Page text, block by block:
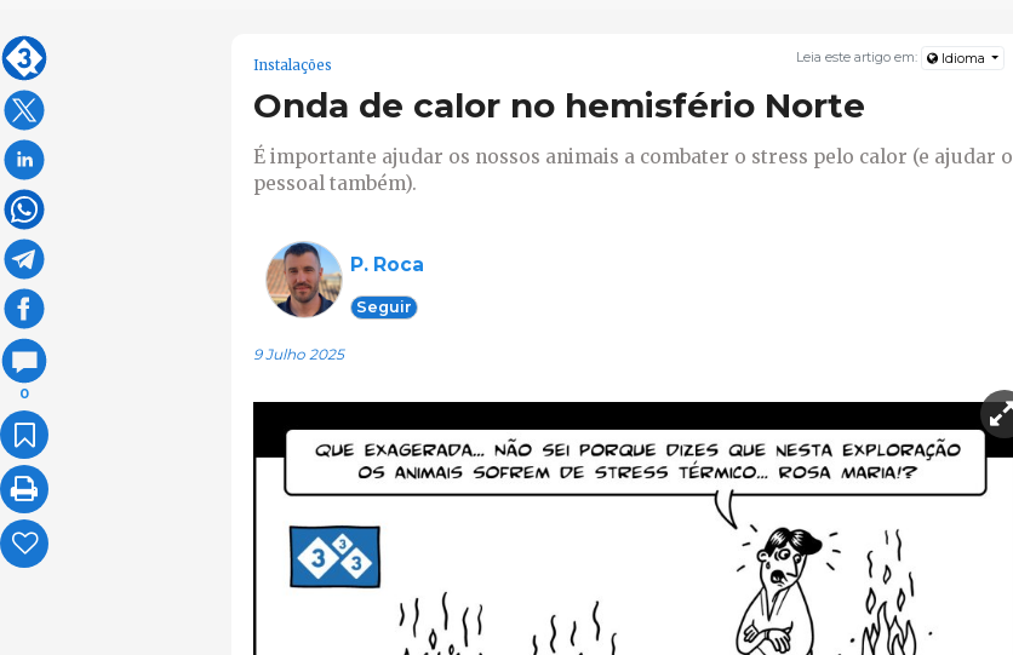
0
Leia este artigo em: Idioma
Instalações
Onda de calor no hemisfério Norte
É importante ajudar os nossos animais a combater o stress pelo calor (e ajudar o
pessoal também).
P. Roca
Seguir
9 Julho 2025